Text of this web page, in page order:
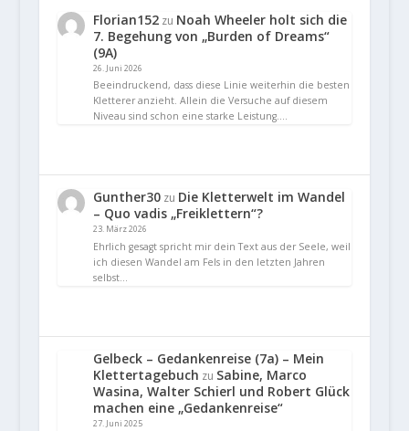
Florian152zu Noah Wheeler holt sich die
7. Begehung von „Burden of Dreams“
(9A)
26. Juni 2026
Beeindruckend, dass diese Linie weiterhin die besten
Kletterer anzieht. Allein die Versuche auf diesem
Niveau sind schon eine starke Leistung.…
Gunther30zu Die Kletterwelt im Wandel
– Quo vadis „Freiklettern“?
23. März 2026
Ehrlich gesagt spricht mir dein Text aus der Seele, weil
ich diesen Wandel am Fels in den letzten Jahren
selbst…
Gelbeck – Gedankenreise (7a) – Mein
Klettertagebuch zu Sabine, Marco
Wasina, Walter Schierl und Robert Glück
machen eine „Gedankenreise“
27. Juni 2025